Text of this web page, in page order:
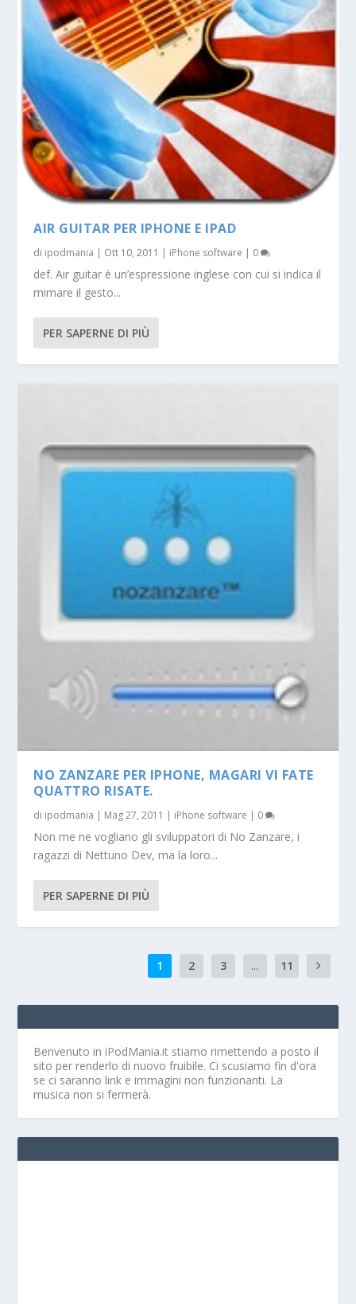
AIR GUITAR PER IPHONE E IPAD
di ipodmania Ott 10, 2011 iPhone software 0
def. Air guitar è un’espressione inglese con cui si indica il
mimare il gesto...
PER SAPERNE DI PIÙ
NO ZANZARE PER IPHONE, MAGARI VI FATE
QUATTRO RISATE.
di ipodmania | Mag 27, 2011 | iPhone software | 0
Non me ne vogliano gli sviluppatori di No Zanzare, i
ragazzi di Nettuno Dev, ma la loro...
PER SAPERNE DI PIÙ
1 2 3 ... 11
Benvenuto in iPodMania.it stiamo rimettendo a posto il
sito per renderlo di nuovo fruibile. Ci scusiamo fin d'ora
se ci saranno link e immagini non funzionanti. La
musica non si fermerà.